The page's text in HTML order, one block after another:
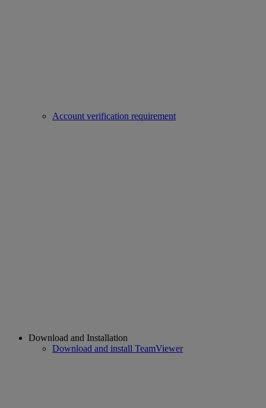
Account verification requirement
Download and Installation
Download and install TeamViewer